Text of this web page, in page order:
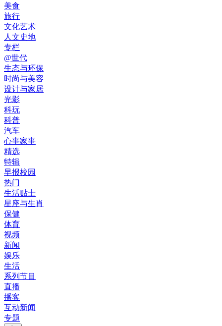
美食
旅行
文化艺术
人文史地
专栏
@世代
生态与环保
时尚与美容
设计与家居
光影
科玩
科普
汽车
心事家事
精选
特辑
早报校园
热门
生活贴士
星座与生肖
保健
体育
视频
新闻
娱乐
生活
系列节目
直播
播客
互动新闻
专题